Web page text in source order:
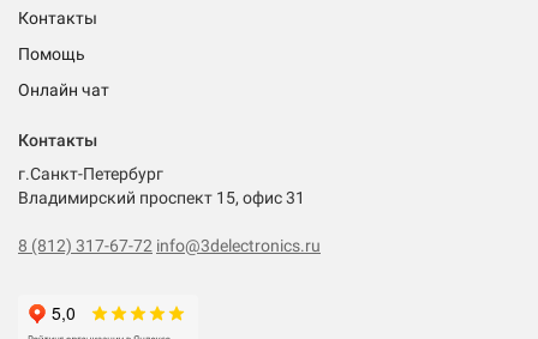
Контакты
Помощь
Онлайн чат
Контакты
г.Санкт-Петербург
Владимирский проспект 15, офис 31
8 (812) 317-67-72 info@3delectronics.ru